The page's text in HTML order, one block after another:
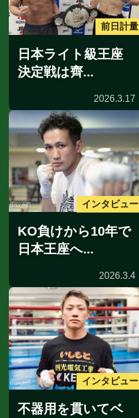
前日計量
日本ライト級王座
決定戦は齊...
2026.3.17
インタビュー
KO負けから10年で
日本王座へ...
2026.3.4
インタビュー
不器用を貫いてベ